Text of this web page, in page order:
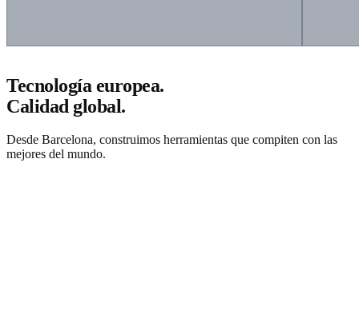
Tecnología europea.
Calidad global.
Desde Barcelona, construimos herramientas que compiten con las
mejores del mundo.